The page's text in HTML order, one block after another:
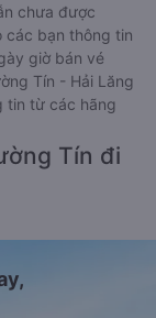
chưa được
các bạn thông tin
giờ bán vé
Tín - Hải Lăng
tin từ các hãng
Tín đi